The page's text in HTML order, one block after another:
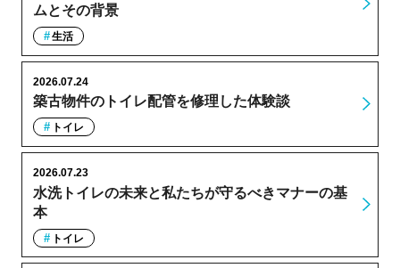
ムとその背景
生活
築古物件のトイレ配管を修理した体験談
2026.07.24
トイレ
水洗トイレの未来と私たちが守るべきマナーの基
本
2026.07.23
トイレ